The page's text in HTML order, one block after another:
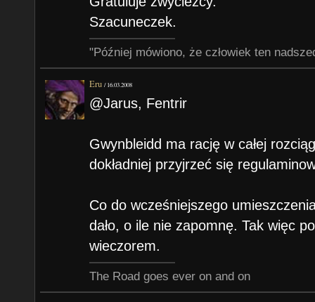
Szacuneczek.
"Później mówiono, że człowiek ten
Eru /16.03.2008
@Jarus, Fentrir
Gwynbleidd ma rację w całej
dokładniej przyjrzeć się
Co do wcześniejszego
dało, o ile nie zapomnę. Tak więc
wieczorem.
The Road goes ever on and on